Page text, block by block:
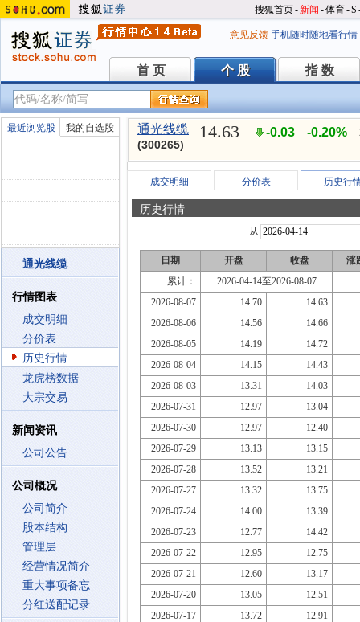
搜狐首页-新闻 -体育-S
意见反馈 手机随时随地看行情
首 页
首 页 个 股
个 股 指 数
指 数
最近浏览股 我的自选股
通光线缆
行情图表
成交明细
分价表
历史行情
龙虎榜数据
大宗交易
新闻资讯
公司公告
公司概况
公司简介
股本结构
管理层
经营情况简介
重大事项备忘
分红送配记录
通光线缆
(300265)
14.63 -0.03 -0.20%
成交明细 分价表 历史行
历史行情
从
日期 开盘 收盘
涨
累计：
2026-04-14至2026-08-07
2026-08-07
14.70
14.63
2026-08-06
14.56
14.66
2026-08-05
14.19
14.72
2026-08-04
14.15
14.43
2026-08-03
13.31
14.03
2026-07-31
12.97
13.04
2026-07-30
12.97
12.40
2026-07-29
13.13
13.15
2026-07-28
13.52
13.21
2026-07-27
13.32
13.75
2026-07-24
14.00
13.39
2026-07-23
12.77
14.42
2026-07-22
12.95
12.75
2026-07-21
12.60
13.17
2026-07-20
13.05
12.51
2026-07-17
13.72
12.91